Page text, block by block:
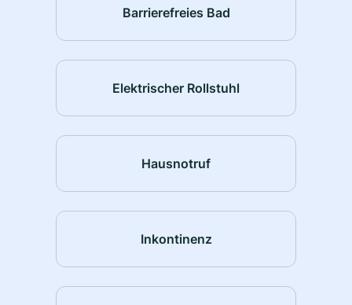
Barrierefreies Bad
Elektrischer Rollstuhl
Hausnotruf
Inkontinenz